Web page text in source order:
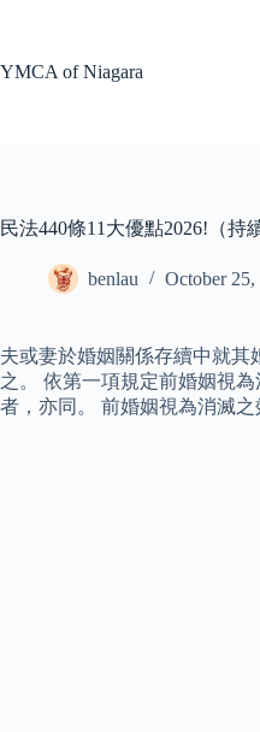
YMCA of Niagara
民法440條11大優點2026!（持
benlau October 25,
夫或妻於婚姻關係存續中就
之。 依第一項規定前婚姻視
者，亦同。 前婚姻視為消滅